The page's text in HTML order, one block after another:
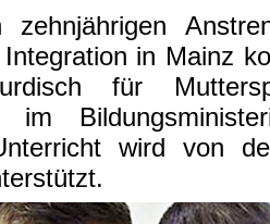
zehnjährigen
in Mainz
für
wird von